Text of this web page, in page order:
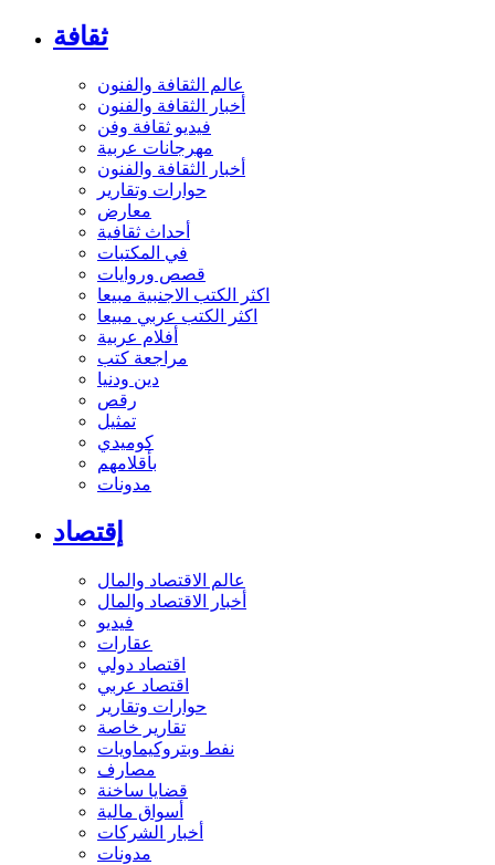
ثقافة
عالم الثقافة والفنون
أخبار الثقافة والفنون
فيديو ثقافة وفن
مهرجانات عربية
أخبار الثقافة والفنون
حوارات وتقارير
معارض
أحداث ثقافية
في المكتبات
قصص وروايات
اكثر الكتب الاجنبية مبيعا
اكثر الكتب عربي مبيعا
أفلام عربية
مراجعة كتب
دين ودنيا
رقص
تمثيل
كوميدي
بأقلامهم
مدونات
إقتصاد
عالم الاقتصاد والمال
أخبار الاقتصاد والمال
فيديو
عقارات
اقتصاد دولي
اقتصاد عربي
حوارات وتقارير
تقارير خاصة
نفط وبتروكيماويات
مصارف
قضايا ساخنة
أسواق مالية
أخبار الشركات
مدونات